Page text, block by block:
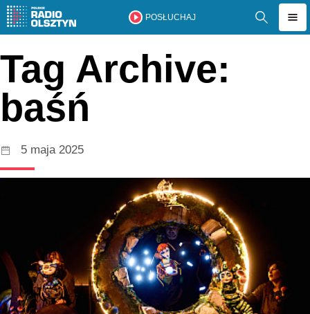
POSŁUCHAJ
Tag Archive:
baśń
5 maja 2025